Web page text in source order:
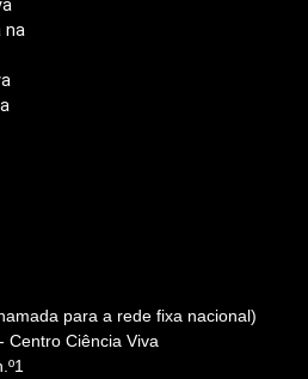
na
para a rede fixa nacional)
Centro Ciência Viva